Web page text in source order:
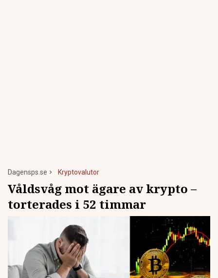
Dagensps.se Kryptovalutor
Våldsvåg mot ägare av krypto –
torterades i 52 timmar